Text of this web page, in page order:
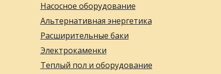
Насосное оборудование
Альтернативная энергетика
Расширительные баки
Электрокаменки
Теплый пол и оборудование